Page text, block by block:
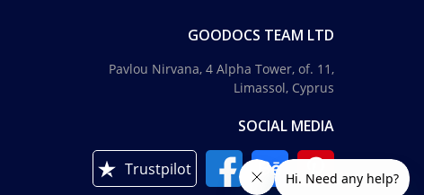
GOODOCS TEAM LTD
Pavlou Nirvana, 4 Alpha Tower, of. 11,
Limassol, Cyprus
SOCIAL MEDIA
Trustpilot